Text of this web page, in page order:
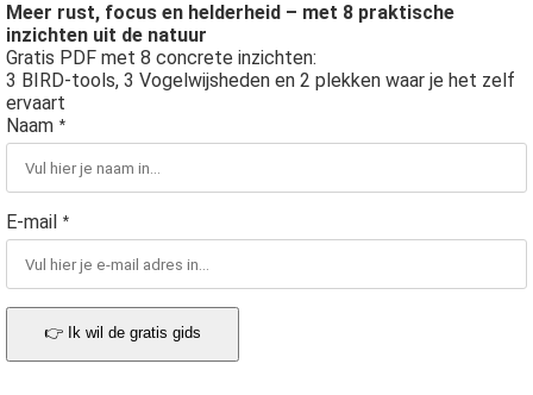
Meer rust, focus en helderheid – met 8 praktische
inzichten uit de natuur
Gratis PDF met 8 concrete inzichten:
3 BIRD-tools, 3 Vogelwijsheden en 2 plekken waar je het zelf
ervaart
Naam *
E-mail *
👉 Ik wil de gratis gids